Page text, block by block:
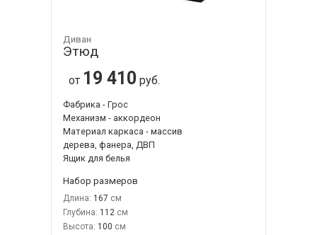
Диван
Этюд
от 19 410 руб.
Фабрика - Грос
Механизм - аккордеон
Материал каркаса - массив
дерева, фанера, ДВП
Ящик для белья
Набор размеров
Длина: 167
Глубина: 112
Высота: 100